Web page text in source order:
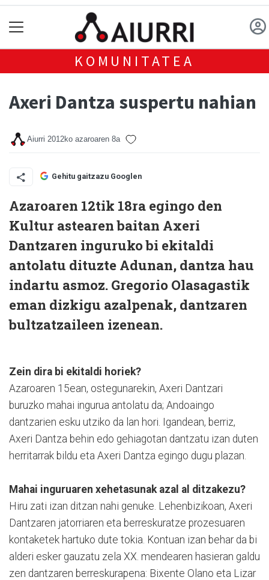
KOMUNITATEA
Axeri Dantza suspertu nahian
Aiurri 2012ko azaroaren 8a
Gehitu gaitzazu Googlen
Azaroaren 12tik 18ra egingo den
Kultur astearen baitan Axeri
Dantzaren inguruko bi ekitaldi
antolatu dituzte Adunan, dantza hau
indartu asmoz. Gregorio Olasagastik
eman dizkigu azalpenak, dantzaren
bultzatzaileen izenean.
Zein dira bi ekitaldi horiek?
Azaroaren 15ean, ostegunarekin, Axeri Dantzari
buruzko mahai ingurua antolatu da; Andoaingo
dantzarien esku utziko da lan hori. Igandean, berriz,
Axeri Dantza behin edo gehiagotan dantzatu izan duten
herritarrak bildu eta Axeri Dantza egingo dugu plazan.
Mahai inguruaren xehetasunak azal al ditzakezu?
Hiru zati izan ditzan nahi genuke. Lehenbizikoan, Axeri
Dantzaren jatorriaren eta berreskuratze prozesuaren
kontaketek hartuko dute tokia. Kontuan izan behar da bi
alderi esker gauzatu zela XX. mendearen hasieran galdu
zen dantzaren berreskurapena: Bixente Olano eta Lizar